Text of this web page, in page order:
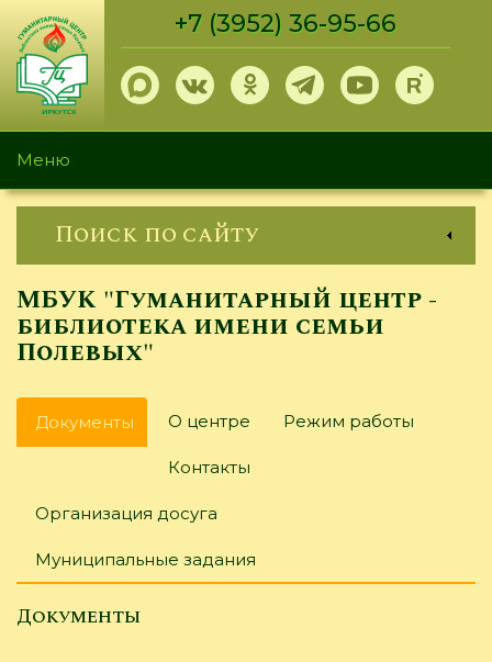
Перейти
основному
содержанию
+7 (3952) 36-95-66
Меню
Поиск по сайту
МБУК "Гуманитарный центр -
библиотека имени семьи
Полевых"
Главные
вкладки
Документы (активная
вкладка)
О центре Режим работы
Контакты
Организация досуга
Муниципальные задания
Документы